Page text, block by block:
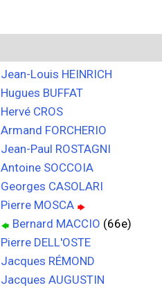
Jean-Louis HEINRICH
Hugues BUFFAT
Hervé CROS
Armand FORCHERIO
Jean-Paul ROSTAGNI
Antoine SOCCOIA
Georges CASOLARI
Pierre MOSCA
Bernard MACCIO (66e)
Pierre DELL'OSTE
Jacques RÉMOND
Jacques AUGUSTIN